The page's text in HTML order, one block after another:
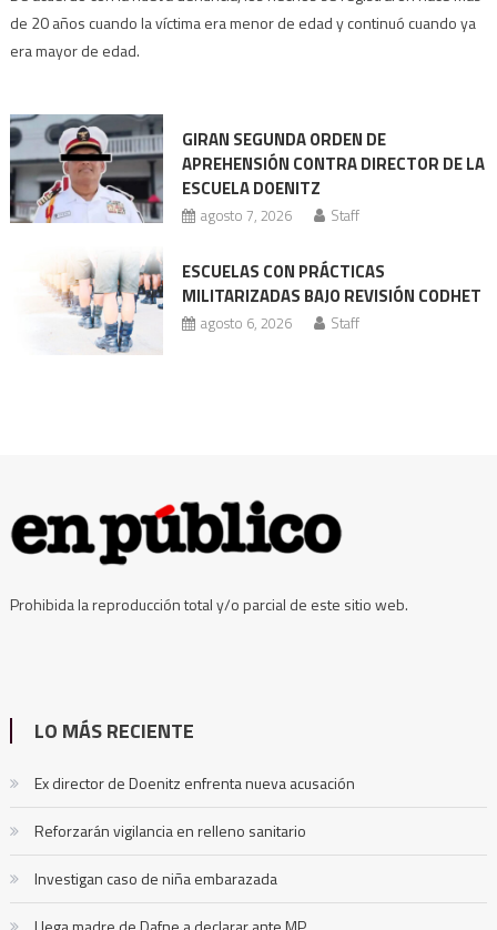
director
de 20 años cuando la víctima era menor de edad y continuó cuando ya
era mayor de edad.
GIRAN SEGUNDA ORDEN DE
APREHENSIÓN CONTRA DIRECTOR DE LA
ESCUELA DOENITZ
agosto 7, 2026 Staff
ESCUELAS CON PRÁCTICAS
MILITARIZADAS BAJO REVISIÓN CODHET
agosto 6, 2026 Staff
Prohibida la reproducción total y/o parcial de este sitio web.
LO MÁS RECIENTE
Ex director de Doenitz enfrenta nueva acusación
Reforzarán vigilancia en relleno sanitario
Investigan caso de niña embarazada